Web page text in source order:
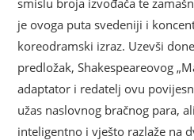
je ovoga puta svedeniji i
koreodramski izraz. Uzevši
predložak, Shakespeareovog
adaptator i redatelj ovu
užas naslovnog bračnog para,
inteligentno i vješto razlaže na